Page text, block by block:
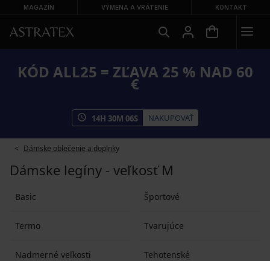
MAGAZÍN VÝMENA A VRÁTENIE KONTAKT
KÓD ALL25 = ZĽAVA 25 % NAD 60
€
14H 30M 05S NAKUPOVAŤ
Dámske oblečenie a doplnky
Dámske legíny - veľkosť M
Basic Športové
Termo Tvarujúce
Nadmerné veľkosti Tehotenské